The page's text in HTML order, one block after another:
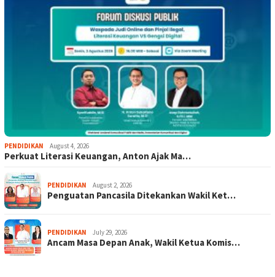
PENDIDIKAN August 4, 2026
Perkuat Literasi Keuangan, Anton Ajak Ma…
PENDIDIKAN August 2, 2026
Penguatan Pancasila Ditekankan Wakil Ket…
PENDIDIKAN July 29, 2026
Ancam Masa Depan Anak, Wakil Ketua Komis…